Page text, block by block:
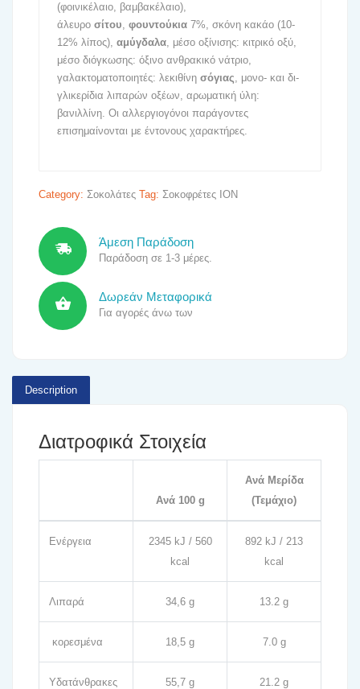
(φοινικέλαιο, βαμβακέλαιο),
άλευρο σίτου, φουντούκια 7%, σκόνη κακάο (10-
12% λίπος), αμύγδαλα, μέσο οξίνισης: κιτρικό οξύ,
μέσο διόγκωσης: όξινο ανθρακικό νάτριο,
γαλακτοματοποιητές: λεκιθίνη σόγιας, μονο- και δι-
γλικερίδια λιπαρών οξέων, αρωματική ύλη:
βανιλλίνη. Οι αλλεργιογόνοι παράγοντες
επισημαίνονται με έντονους χαρακτήρες.
Category: Σοκολάτες Tag: Σοκοφρέτες ΙΟΝ
Άμεση Παράδοση
Παράδοση σε 1-3 μέρες.
Δωρεάν Μεταφορικά
Για αγορές άνω των
Description
Διατροφικά Στοιχεία
Ανά 100 g
Ανά Μερίδα
(Τεμάχιο)
Ενέργεια
2345 kJ / 560
kcal
892 kJ / 213
kcal
Λιπαρά 34,6 g 13.2 g
κορεσμένα 18,5 g 7.0 g
Υδατάνθρακες 55,7 g 21.2 g